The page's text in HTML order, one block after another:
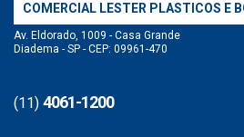
COMERCIAL LESTER PLASTICOS E
Av. Eldorado, 1009 - Casa Grande
Diadema - SP - CEP: 09961-470
(11) 4061-1200